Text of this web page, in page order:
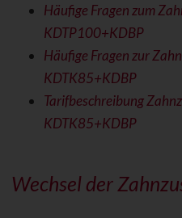
Häufige Fragen zum
KDTP100+KDBP
Häufige Fragen zur
KDTK85+KDBP
Tarifbeschreibung
KDTK85+KDBP
Wechsel der